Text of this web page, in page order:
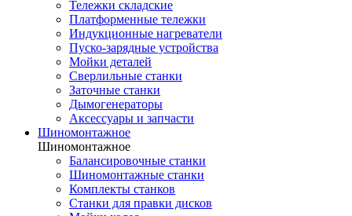
Тележки складские
Платформенные тележки
Индукционные нагреватели
Пуско-зарядные устройства
Мойки деталей
Сверлильные станки
Заточные станки
Дымогенераторы
Аксессуары и запчасти
Шиномонтажное
Шиномонтажное
Балансировочные станки
Шиномонтажные станки
Комплекты станков
Станки для правки дисков